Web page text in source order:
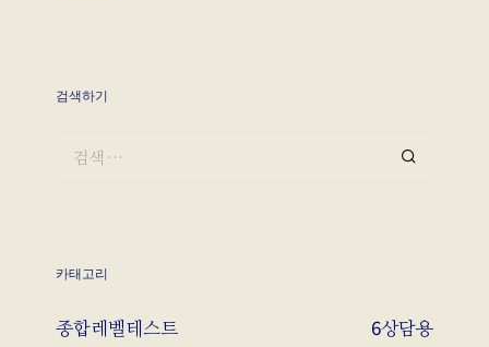
검색하기
카태고리
상담용
종합레벨테스트
6